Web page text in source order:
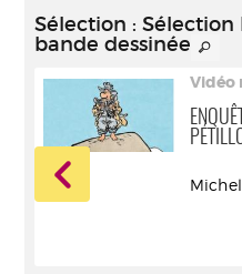
Sélection : Sélection
bande dessinée
Vidéo